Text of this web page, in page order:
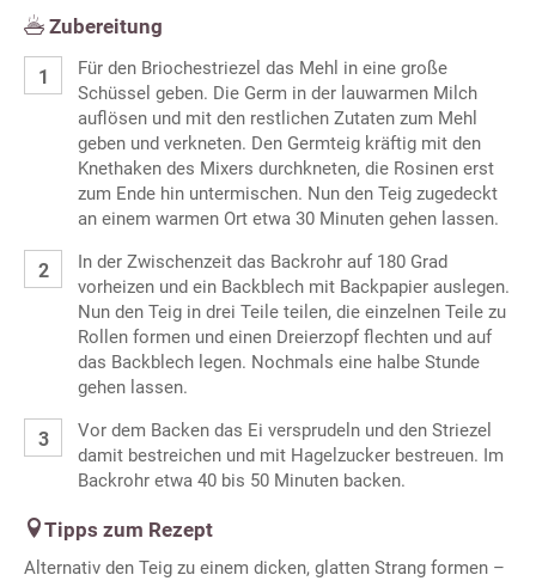
Zubereitung
Für den Briochestriezel das Mehl in eine große
Schüssel geben. Die Germ in der lauwarmen Milch
auflösen und mit den restlichen Zutaten zum Mehl
geben und verkneten. Den Germteig kräftig mit den
Knethaken des Mixers durchkneten, die Rosinen erst
zum Ende hin untermischen. Nun den Teig zugedeckt
an einem warmen Ort etwa 30 Minuten gehen lassen.
In der Zwischenzeit das Backrohr auf 180 Grad
vorheizen und ein Backblech mit Backpapier auslegen.
Nun den Teig in drei Teile teilen, die einzelnen Teile zu
Rollen formen und einen Dreierzopf flechten und auf
das Backblech legen. Nochmals eine halbe Stunde
gehen lassen.
Vor dem Backen das Ei versprudeln und den Striezel
damit bestreichen und mit Hagelzucker bestreuen. Im
Backrohr etwa 40 bis 50 Minuten backen.
Tipps zum Rezept
Alternativ den Teig zu einem dicken, glatten Strang formen –